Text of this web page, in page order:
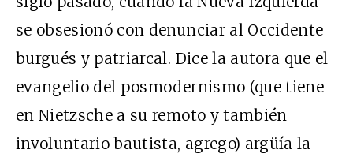
se obsesionó con denunciar al Occidente
burgués y patriarcal. Dice la autora que el
evangelio del posmodernismo (que tiene
en Nietzsche a su remoto y también
involuntario bautista, agrego) argüía la